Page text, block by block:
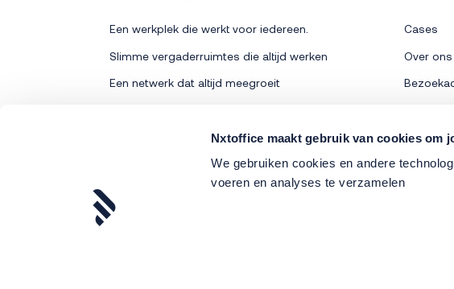
Nxtoffice maakt gebruik van cookies om
We gebruiken cookies en andere
voeren en analyses te verzamelen
Een werkplek die werkt voor iedereen.
Slimme vergaderruimtes die altijd werken
Een netwerk dat altijd meegroeit
Printen zonder zorgen
Cases
Over ons
Contact
nxtshop